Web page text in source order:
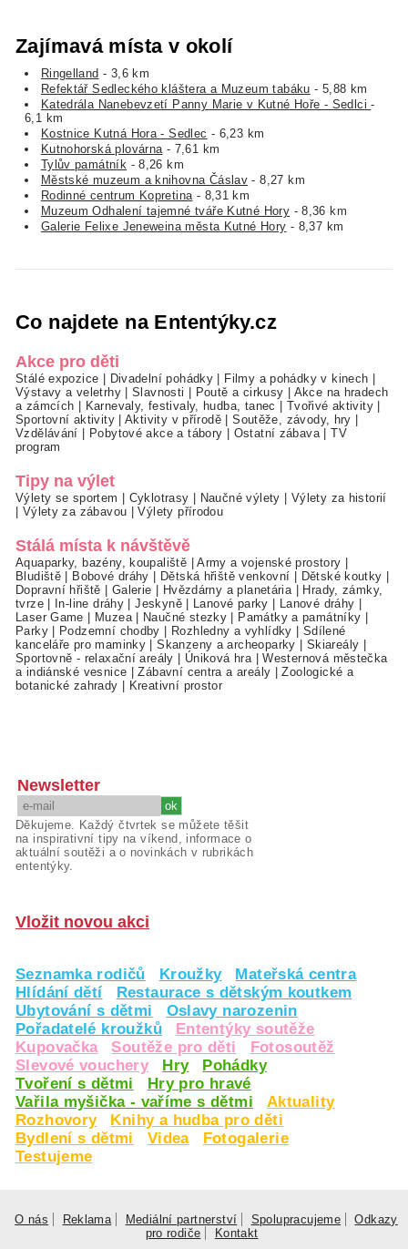
Zajímavá místa v okolí
Ringelland - 3,6 km
Refektář Sedleckého kláštera a Muzeum tabáku - 5,88 km
Katedrála Nanebevzetí Panny Marie v Kutné Hoře - Sedlci-
6,1 km
Kostnice Kutná Hora - Sedlec - 6,23 km
Kutnohorská plovárna- 7,61 km
Tylův památník - 8,26 km
Městské muzeum a knihovna Čáslav - 8,27 km
Rodinné centrum Kopretina- 8,31 km
Muzeum Odhalení tajemné tváře Kutné Hory - 8,36 km
Galerie Felixe Jeneweina města Kutné Hory - 8,37 km
Co najdete na Ententýky.cz
Akce pro děti
Stálé expozice Divadelní pohádky Filmy a pohádky v kinech
Výstavy a veletrhy|Slavnosti Poutě a cirkusy
Akce na hradech
a zámcích
Karnevaly, festivaly, hudba, tanec Tvořivé aktivity
Sportovní aktivity|Aktivity v přírodě |Soutěže, závody, hry
Vzdělávání
Pobytové akce a tábory Ostatní zábava|TV
program
Tipy na výlet
Výlety se sportem Cyklotrasy Naučné výlety
Výlety za historií
Výlety za zábavou |Výlety přírodou
Stálá místa k návštěvě
Aquaparky, bazény, koupaliště |Army a vojenské prostory
Bludiště
Bobové dráhy Dětská hřiště venkovní Dětské koutky
Dopravní hřiště
Galerie Hvězdárny a planetária|
Hrady, zámky,
tvrze| In-line dráhy |Jeskyně| Lanové parky Lanové dráhy
Laser Game
Muzea| Naučné stezky Památky a památníky
Parky| Podzemní chodby Rozhledny a vyhlídky
Sdílené
kanceláře pro maminky |Skanzeny a archeoparky Skiareály
Sportovně - relaxační areály
Úniková hra|Westernová městečka
a indiánské vesnice |Zábavní centra a areály |Zoologické a
botanické zahrady
Kreativní prostor
Newsletter
Děkujeme. Každý čtvrtek se můžete těšit
na inspirativní tipy na víkend, informace o
aktuální soutěži a o novinkách v rubrikách
ententýky.
Vložit novou akci
Seznamka rodičů Kroužky
Mateřská centra
Hlídání dětí
Restaurace s dětským koutkem
Ubytování s dětmi
Oslavy narozenin
Pořadatelé kroužků
Ententýky soutěže
Kupovačka
Soutěže pro děti
Fotosoutěž
Slevové vouchery
Hry
Pohádky
Tvoření s dětmi
Hry pro hravé
Vařila myšička - vaříme s dětmi
Aktuality
Rozhovory
Knihy a hudba pro děti
Bydlení s dětmi
Videa
Fotogalerie
Testujeme
O nás Reklama Mediální partnerství Spolupracujeme
Odkazy
pro rodiče
Kontakt